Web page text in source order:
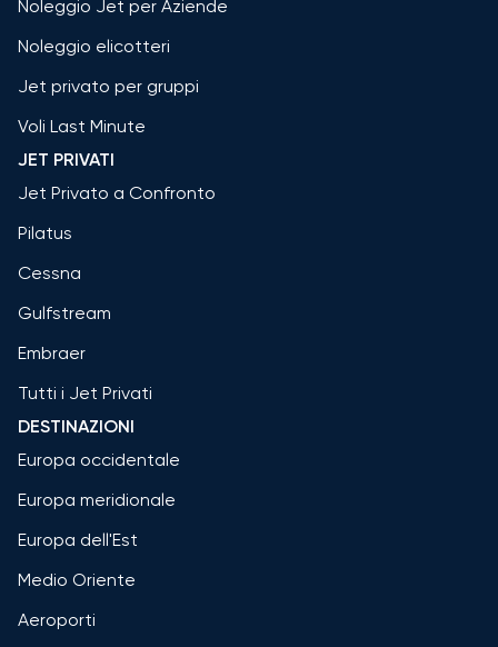
Noleggio Jet per Aziende
Noleggio elicotteri
Jet privato per gruppi
Voli Last Minute
JET PRIVATI
Jet Privato a Confronto
Pilatus
Cessna
Gulfstream
Embraer
Tutti i Jet Privati
DESTINAZIONI
Europa occidentale
Europa meridionale
Europa dell'Est
Medio Oriente
Aeroporti